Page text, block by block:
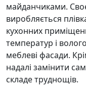
майданчиками.
виробляється
кухонних
температур і
меблеві фасади.
надалі замінити
складе труднощів.